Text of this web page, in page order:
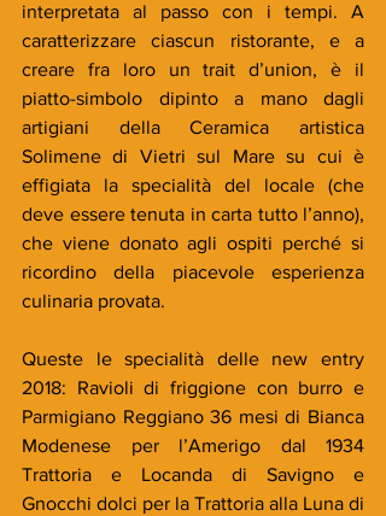
interpretata al passo con i tempi. A
caratterizzare ciascun ristorante, e a
creare fra loro un trait d’union, è il
piatto-simbolo dipinto a mano dagli
artigiani della Ceramica artistica
Solimene di Vietri sul Mare su cui è
effigiata la specialità del locale (che
deve essere tenuta in carta tutto l’anno),
che viene donato agli ospiti perché si
ricordino della piacevole esperienza
culinaria provata.
Queste le specialità delle new entry
2018: Ravioli di friggione con burro e
Parmigiano Reggiano 36 mesi di Bianca
Modenese per l’Amerigo dal 1934
Trattoria e Locanda di Savigno e
Gnocchi dolci per la Trattoria alla Luna di